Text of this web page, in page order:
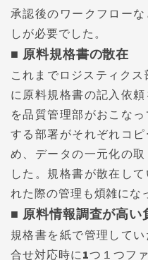
承認後のワークフロー
しが必要でした。
■ 原料規格書の散在
これまでロジスティク
に原料規格書の記入依
を品質管理部がおこな
する部署がそれぞれコ
め、データの一元化の
した。規格書が散在し
れた際の管理も煩雑にな
■ 原料情報調査が高い
規格書を紙で管理して
合せ対応時に1つ１つフ